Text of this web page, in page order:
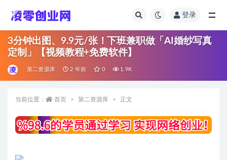
登录
3分钟出图、9.9元/张！下班兼职做「AI婚纱写真
定制」【视频教程+免费软件】
第二资源库 2 年前 0 1.9K
当前位置： 首页 第二资源库 正文